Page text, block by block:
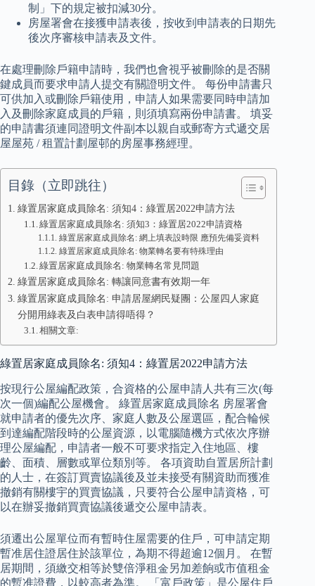
制」下的規定被扣減30分。
房屋署會在接獲申請表後，按收到申請表的日期先
後次序審核申請表及文件。
在處理刪除戶籍申請時，我們也會視乎被刪除的是否關
鍵成員而要求申請人提交有關證明文件。 每份申請書只
可供加入或刪除戶籍使用，申請人如果需要同時申請加
入及刪除家庭成員的戶籍，則須填寫兩份申請書。 填妥
的申請書須連同證明文件副本以親自或郵寄方式遞交居
屋屋苑 / 租置計劃屋邨的房屋事務經理。
目錄（立即跳往）
綠置居家庭成員除名: 須知4：綠置居2022申請方法
綠置居家庭成員除名: 須知3：綠置居2022申請資格
綠置居家庭成員除名: 網上填表設時限 應預先備妥資料
綠置居家庭成員除名: 物業轉名要有特殊理由
綠置居家庭成員除名: 物業轉名常見問題
綠置居家庭成員除名: 轉讓同意書有效期一年
綠置居家庭成員除名: 申請居屋網民疑團：公屋四人家庭
分開用綠表及白表申請得唔得？
相關文章:
綠置居家庭成員除名: 須知4：綠置居2022申請方法
按現行公屋編配政策，合資格的公屋申請人共有三次(每
次一個)編配公屋機會。 綠置居家庭成員除名 房屋署會
就申請者的優先次序、家庭人數及公屋選區，配合輪候
到達編配階段時的公屋資源，以電腦隨機方式依次序辦
理公屋編配，申請者一般不可要求指定入住地區、樓
齡、面積、層數或單位類別等。 各項資助自置居所計劃
的人士，在簽訂買賣協議後及並未接受有關資助而獲准
撤銷有關樓宇的買賣協議，只要符合公屋申請資格，可
以在辦妥撤銷買賣協議後遞交公屋申請表。
須遷出公屋單位而有暫時住屋需要的住戶，可申請定期
暫准居住證居住於該單位，為期不得超逾12個月。 在暫
居期間，須繳交相等於雙倍淨租金另加差餉或市值租金
的暫准證費，以較高者為準。 「富戶政策」是公屋住戶